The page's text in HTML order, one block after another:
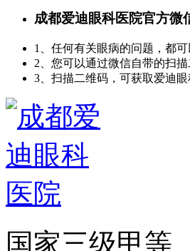
成都爱迪眼科医院官方微
1、任何有关眼病的问题，都
2、您可以通过微信自带的扫
3、扫描二维码，可获取爱迪眼
国家三级甲等